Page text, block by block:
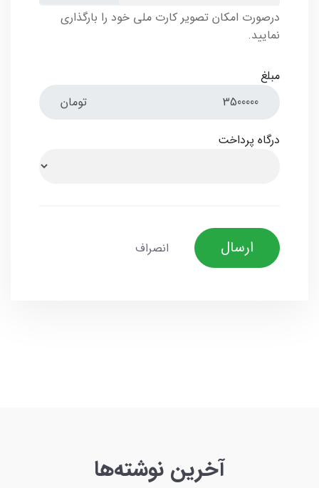
درصورت امکان تصویر کارت ملی خود را بارگذاری
نمایید.
مبلغ
تومان
درگاه پرداخت
ارسال انصراف
آخرین نوشته‌ها